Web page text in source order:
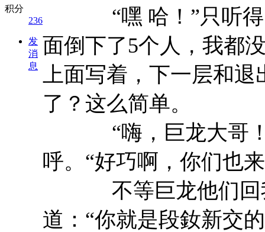
积分
236
发
消
息
“嘿 哈！”只听得巨
面倒下了5个人，我都
上面写着，下一层和
了？这么简单。
“嗨，巨龙大哥！
呼。“好巧啊，你们也
不等巨龙他们回我
道：“你就是段釹新交